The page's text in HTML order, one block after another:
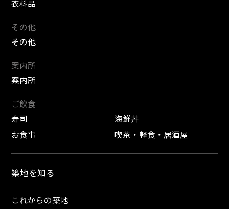
衣料品
その他
その他
案内所
案内所
ご飲食
寿司
海鮮丼
お食事
喫茶・軽食・居酒屋
築地を知る
これからの築地